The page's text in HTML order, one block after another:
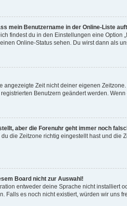
mein Benutzername in der Online-Liste
findest du in den Einstellungen eine Option
Online-Status sehen. Du wirst dann als
angezeigte Zeit nicht deiner eigenen
Benutzern geändert werden.
aber die Forenuhr geht immer noch
die Zeitzone richtig eingestellt hast und die
Board nicht zur Auswahl!
entweder deine Sprache nicht installiert
Falls es noch nicht existiert, würden wir uns